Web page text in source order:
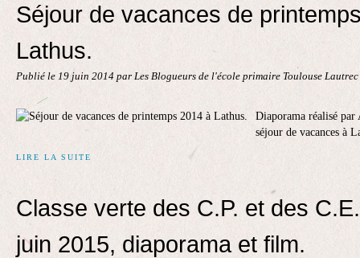
Séjour de vacances de
Lathus.
Publié le 19 juin 2014 par Les Blogueurs de l'école primaire Toulouse Lautrec
Diaporama réalisé par
séjour de vacances à
LIRE LA SUITE
Classe verte des C.P. et des
juin 2015, diaporama et film.